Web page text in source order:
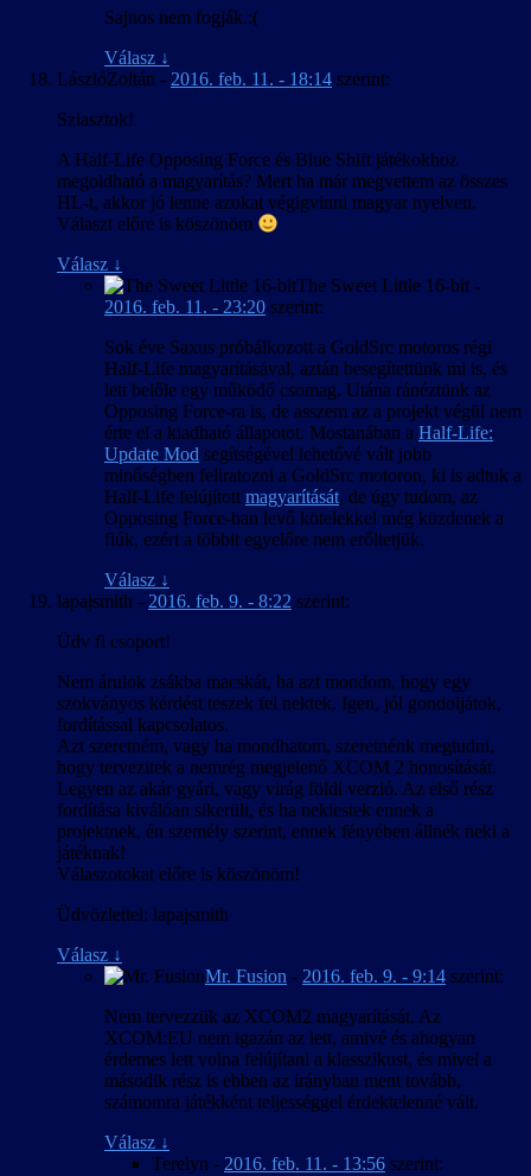
Sajnos nem fogják.:(
Válasz ↓
LászlóZoltán - 2016. feb. 11. - 18:14 szerint:
Sziasztok!
A Half-Life Opposing Force és Blue Shift játékokhoz
megoldható a magyarítás? Mert ha már megvettem az összes
HL-t, akkor jó lenne azokat végigvinni magyar nyelven.
Választ előre is köszönöm
Válasz ↓
The Sweet Little 16-bit -
2016. feb. 11. - 23:20 szerint:
Sok éve Saxus próbálkozott a GoldSrc motoros régi
Half-Life magyarításával, aztán besegítettünk mi is, és
lett belőle egy működő csomag. Utána ránéztünk az
Opposing Force-ra is, de asszem az a projekt végül nem
érte el a kiadható állapotot. Mostanában a Half-Life:
Update Mod segítségével lehetővé vált jobb
minőségben feliratozni a GoldSrc motoron, ki is adtuk a
Half-Life felújított magyarítását, de úgy tudom, az
Opposing Force-ban levő kötelekkel még küzdenek a
fiúk, ezért a többit egyelőre nem erőltetjük.
Válasz ↓
lapajsmith - 2016. feb. 9. - 8:22 szerint:
Üdv fi csoport!
Nem árulok zsákba macskát, ha azt mondom, hogy egy
szokványos kérdést teszek fel nektek. Igen, jól gondoljátok,
fordítással kapcsolatos.
Azt szeretném, vagy ha mondhatom, szeretnénk megtudni,
hogy tervezitek a nemrég megjelenő XCOM 2 honosítását.
Legyen az akár gyári, vagy virág földi verzió. Az első rész
fordítása kiválóan sikerült, és ha nekiestek ennek a
projektnek, én személy szerint, ennek fényében állnék neki a
játéknak!
Válaszotokat előre is köszönöm!
Üdvözlettel: lapajsmith
Válasz ↓
Mr. Fusion - 2016. feb. 9. - 9:14 szerint:
Nem tervezzük az XCOM2 magyarítását. Az
XCOM:EU nem igazán az lett, amivé és ahogyan
érdemes lett volna felújítani a klasszikust, és mivel a
második rész is ebben az irányban ment tovább,
számomra játékként teljességgel érdektelenné vált.
Válasz ↓
Terelyn - 2016. feb. 11. - 13:56 szerint: